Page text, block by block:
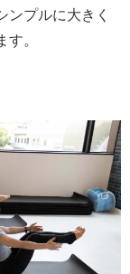
ンプルに大きく
す。